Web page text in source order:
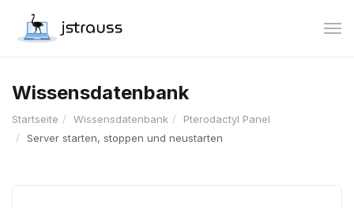
Wissensdatenbank
Startseite Wissensdatenbank
Pterodactyl Panel
Server starten, stoppen und neustarten